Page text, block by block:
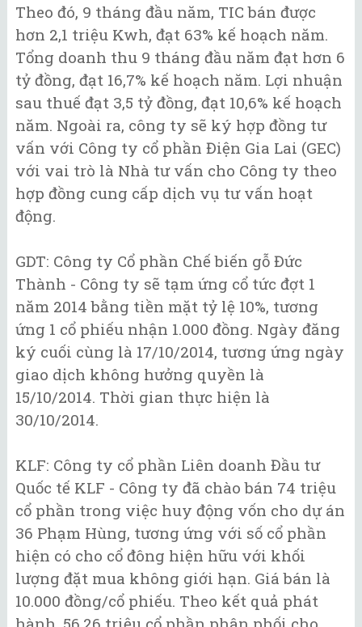
Theo đó, 9 tháng đầu năm, TIC bán được
hơn 2,1 triệu Kwh, đạt 63% kế hoạch năm.
Tổng doanh thu 9 tháng đầu năm đạt hơn 6
tỷ đồng, đạt 16,7% kế hoạch năm. Lợi nhuận
sau thuế đạt 3,5 tỷ đồng, đạt 10,6% kế hoạch
năm. Ngoài ra, công ty sẽ ký hợp đồng tư
vấn với Công ty cổ phần Điện Gia Lai (GEC)
với vai trò là Nhà tư vấn cho Công ty theo
hợp đồng cung cấp dịch vụ tư vấn hoạt
động.
GDT: Công ty Cổ phần Chế biến gỗ Đức
Thành - Công ty sẽ tạm ứng cổ tức đợt 1
năm 2014 bằng tiền mặt tỷ lệ 10%, tương
ứng 1 cổ phiếu nhận 1.000 đồng. Ngày đăng
ký cuối cùng là 17/10/2014, tương ứng ngày
giao dịch không hưởng quyền là
15/10/2014. Thời gian thực hiện là
30/10/2014.
KLF: Công ty cổ phần Liên doanh Đầu tư
Quốc tế KLF - Công ty đã chào bán 74 triệu
cổ phần trong việc huy động vốn cho dự án
36 Phạm Hùng, tương ứng với số cổ phần
hiện có cho cổ đông hiện hữu với khối
lượng đặt mua không giới hạn. Giá bán là
10.000 đồng/cổ phiếu. Theo kết quả phát